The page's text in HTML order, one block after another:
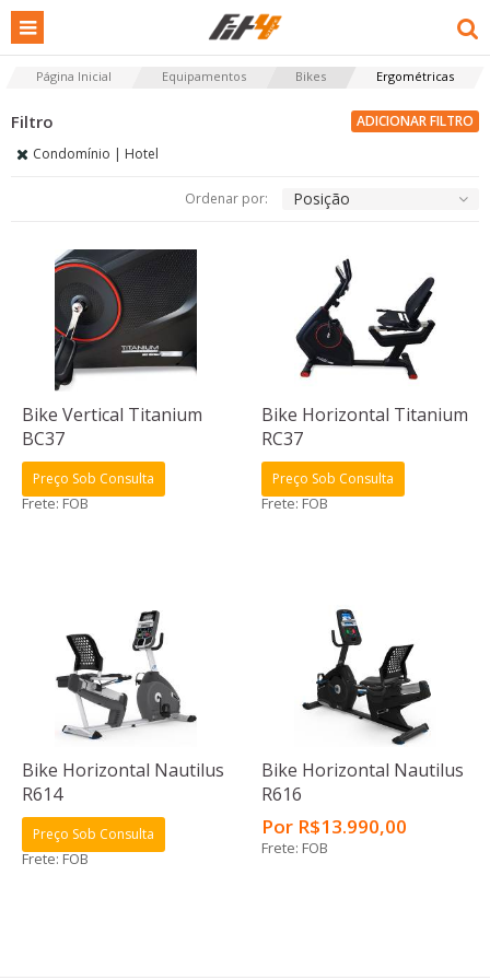
Página Inicial Equipamentos Bikes Ergométricas
ADICIONAR FILTRO
Condomínio | Hotel
Ordenar por: Posição
Bike Vertical Titanium
BC37
Preço Sob Consulta
Frete: FOB
Bike Horizontal Titanium
RC37
Preço Sob Consulta
Frete: FOB
Bike Horizontal Nautilus
R614
Preço Sob Consulta
Frete: FOB
Bike Horizontal Nautilus
R616
Por R$13.990,00
Frete: FOB